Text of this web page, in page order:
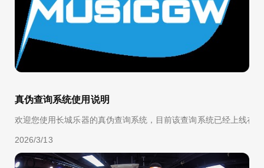
真伪查询系统使用说明
欢迎您使用长城乐器的真伪查询系统，目前该查询系统已经上线在
2026/3/13